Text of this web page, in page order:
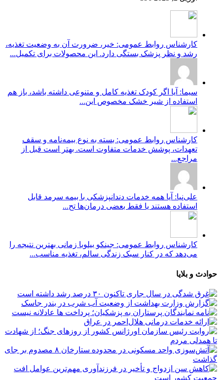
کارشناس روابط عمومی: خیر، ضرورت آن به وضعیت تغذیه،
رشد و نظر پزشک بستگی دارد. این محصولات برای تکمیل...
سیما: آیا اگر کودک تغذیه کامل و متنوعی داشته باشد، باز هم
استفاده از شیر خشک مخصوص این...
کارشناس روابط عمومی: بسته به نوع بیمه‌نامه و سقف
تعهدات، پوشش خدمات متفاوت است. بهتر است قبل از
مراجع...
علی‌نیا: آیا همه خدمات دندانپزشکی با بیمه سرمد قابل
استفاده هستند یا فقط بعضی درمان‌ها تح...
کارشناس روابط عمومی: جینکو بیلوبا زمانی بهترین نتیجه را
می‌دهد که در کنار سبک زندگی سالم، تغذیه مناسب...
حوادث و بلایا